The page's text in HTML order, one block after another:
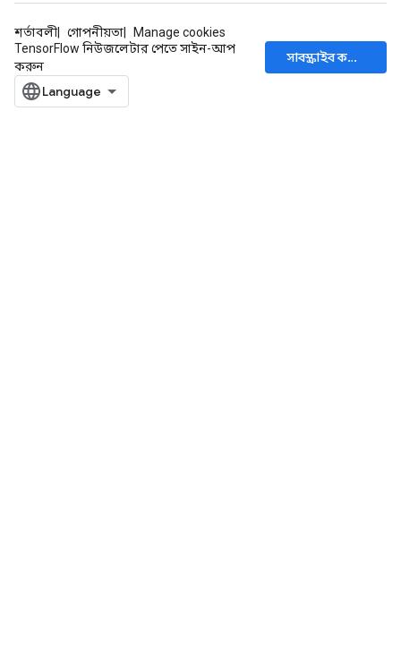
শর্তাবলী গোপনীয়তা
Manage cookies
TensorFlow নিউজলেটার পেতে সাইন-আপ
করুন
সাবস্ক্রাইব করুন